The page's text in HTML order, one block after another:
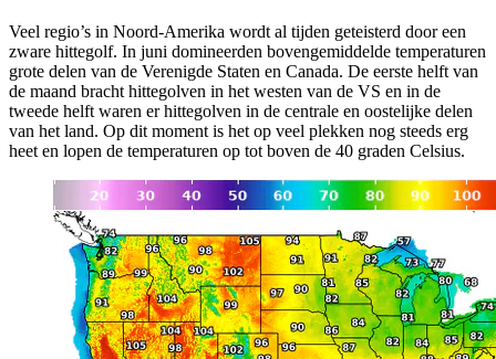
Veel regio’s in Noord-Amerika wordt al tijden geteisterd door een
zware hittegolf. In juni domineerden bovengemiddelde temperaturen
grote delen van de Verenigde Staten en Canada. De eerste helft van
de maand bracht hittegolven in het westen van de VS en in de
tweede helft waren er hittegolven in de centrale en oostelijke delen
van het land. Op dit moment is het op veel plekken nog steeds erg
heet en lopen de temperaturen op tot boven de 40 graden Celsius.